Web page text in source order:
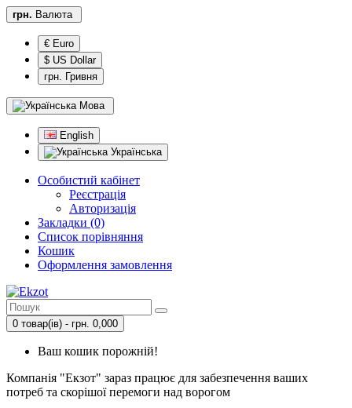
грн. Валюта
€ Euro
$ US Dollar
грн. Гривня
Мова
English
Українська
Особистий кабінет
Реєстрація
Авторизація
Закладки (0)
Список порівняння
Кошик
Оформлення замовлення
0 товар(ів) - грн. 0,000
Ваш кошик порожній!
Компанія "Екзот" зараз працює для забезпечення ваших
потреб та скорішої перемоги над ворогом